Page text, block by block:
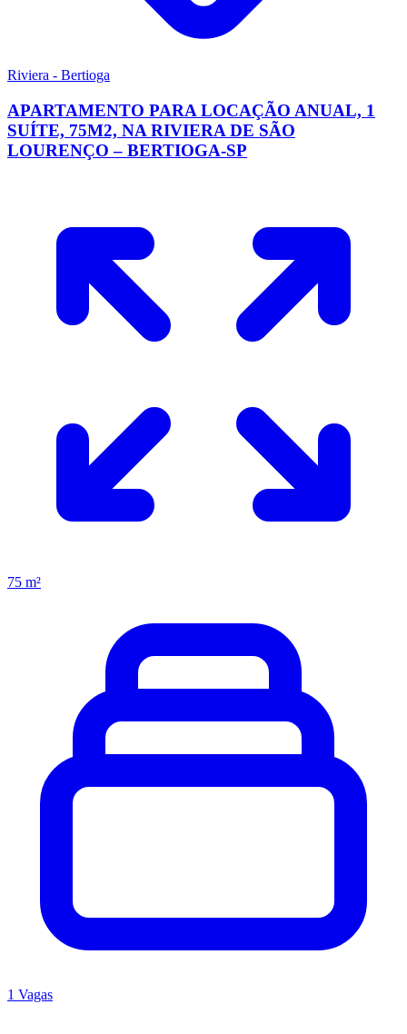
Riviera - Bertioga
APARTAMENTO PARA LOCAÇÃO ANUAL, 1
SUÍTE, 75M2, NA RIVIERA DE SÃO
LOURENÇO – BERTIOGA-SP
75 m²
1 Vagas